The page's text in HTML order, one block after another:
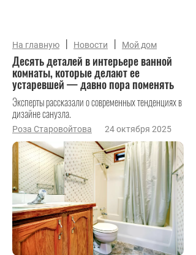
На главную | Новости | Мой дом
Десять деталей в интерьере ванной
комнаты, которые делают ее
устаревшей — давно пора поменять
Эксперты рассказали о современных тенденциях в
дизайне санузла.
Роза Старовойтова 24 октября 2025